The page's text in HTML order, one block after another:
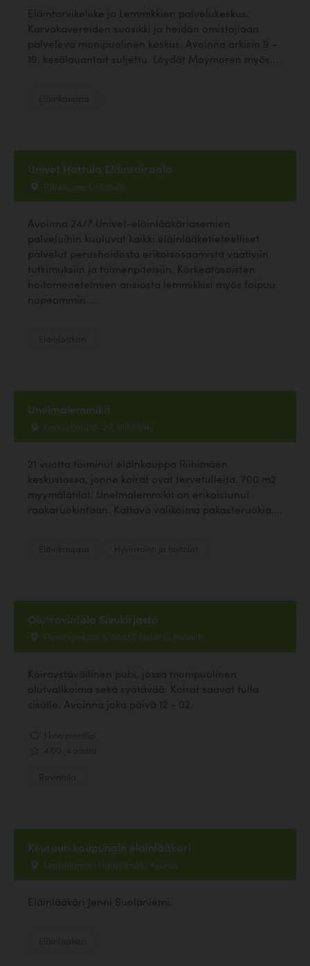
Eläintarvikeliike ja Lemmikkien palvelukeskus.
Karvakavereiden suosikki ja heidän omistajiaan
palveleva monipuolinen keskus. Avoinna arkisin 9 -
19, kesälauantait suljettu. Löydät Moymoren myös...
Univet Hattula Eläinsairaala
Päivärinne 1, Hattula
Avoinna 24/7 Univet-eläinlääkäriasemien
palveluihin kuuluvat kaikki eläinlääketieteelliset
palvelut perushoidosta erikoisosaamista vaativiin
tutkimuksiin ja toimenpiteisiin. Korkeatasoisten
hoitomenetelmien ansiosta lemmikkisi myös toipuu
nopeammin....
Unelmalemmikit
Keskuskatu 18-20, Riihimäki
21 vuotta toiminut eläinkauppa Riihimäen
keskustassa, jonne koirat ovat tervetulleita. 700 m2
myymälätilat. Unelmalemmikit on erikoistunut
raakaruokintaan. Kattava valikoima pakasteruokia....
Olutravintola Sivukirjasto
Fleminginkatu 5, 00530 Helsinki, Helsinki
Koiraystävällinen pubi, jossa monipuolinen
olutvalikoima sekä syötävää. Koirat saavat tulla
sisälle. Avoinna joka päivä 12 - 02.
Keuruun kaupungin eläinlääkäri
Leppäläntie 1 Haapamäki, Keuruu
Eläinlääkäri Jenni Suolaniemi.